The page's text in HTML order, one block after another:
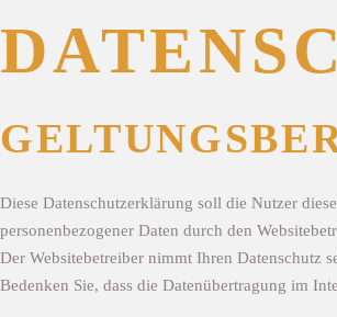
Diese Datenschutzerklärung soll die Nutzer
personenbezogener Daten durch den
Der Websitebetreiber nimmt Ihren Datenschutz
Bedenken Sie, dass die Datenübertragung im